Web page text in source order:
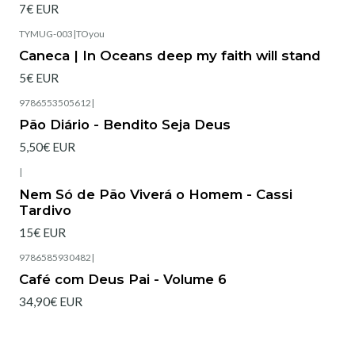
7€ EUR
TYMUG-003 |TOyou
Caneca | In Oceans deep my faith will stand
5€ EUR
9786553505612 |
Pão Diário - Bendito Seja Deus
5,50€ EUR
|
Nem Só de Pão Viverá o Homem - Cassi
Tardivo
15€ EUR
9786585930482 |
Café com Deus Pai - Volume 6
34,90€ EUR